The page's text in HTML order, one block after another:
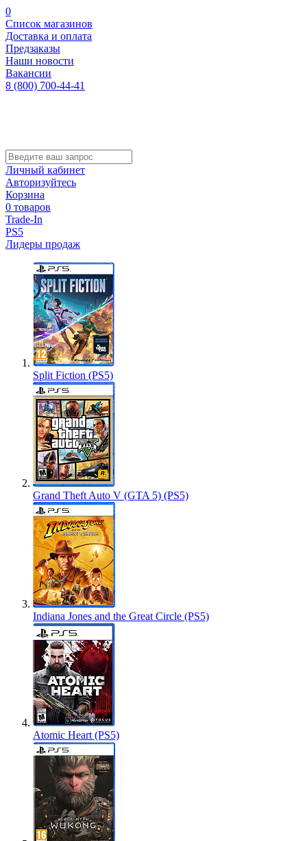
0
Список магазинов
Доставка и оплата
Предзаказы
Наши новости
Вакансии
8 (800) 700-44-41
Личный кабинет
Авторизуйтесь
Корзина
0 товаров
Trade-In
PS5
Лидеры продаж
Split Fiction (PS5)
Grand Theft Auto V (GTA 5) (PS5)
Indiana Jones and the Great Circle (PS5)
Atomic Heart (PS5)